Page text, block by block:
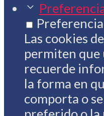
Preferencia
Las cookies
permiten
recuerde
la forma en
comporta o